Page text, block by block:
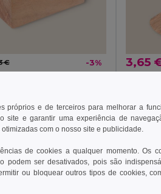
€ -3%
Carrinho
3,65
próprios e de terceiros para melhorar a
site e garantir uma experiência de
com o nosso site e publicidade.
de cookies a qualquer momento. Os
podem ser desativados, pois são
ou bloquear outros tipos de cookies,